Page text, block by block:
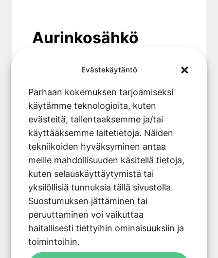
Evästekäytäntö
Parhaan kokemuksen tarjoamiseksi
käytämme teknologioita, kuten
evästeitä, tallentaaksemme ja/tai
käyttääksemme laitetietoja. Näiden
tekniikoiden hyväksyminen antaa
meille mahdollisuuden käsitellä tietoja,
kuten selauskäyttäytymistä tai
yksilöllisiä tunnuksia tällä sivustolla.
Suostumuksen jättäminen tai
peruuttaminen voi vaikuttaa
haitallisesti tiettyihin ominaisuuksiin ja
toimintoihin.
Aurinkosähkö
aurinkoenergia säästää luontoa ja
rahaa ilman ikäviä siirtokustannuksia.
Voit lämmittää käyttöveden ja
asuintilat miellyttäviksi, valaista kotisi
ja ladata sähköautosi. Sijoitetun
pääoman vuosittainen tuotto on 5-
20%.
Lue lisää